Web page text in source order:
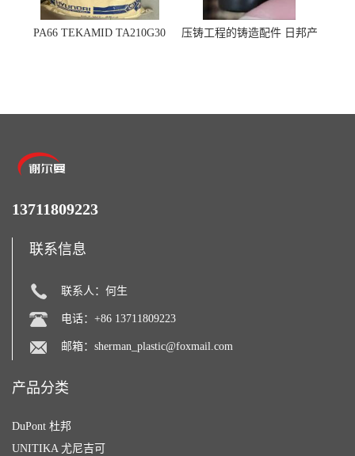
PA66 TEKAMID TA210G30
压铸工程的铸造配件 日邦产
13711809223
联系信息
联系人：何生
电话：+86 13711809223
邮箱： sherman_plastic@foxmail.com
产品分类
DuPont 杜邦
UNITIKA 尤尼吉可